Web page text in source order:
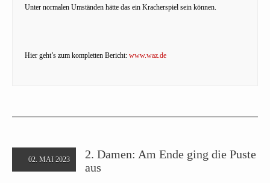
Unter normalen Umständen hätte das ein Kracherspiel sein können.
Hier geht’s zum kompletten Bericht: www.waz.de
02. MAI 2023
2. Damen: Am Ende ging die Puste
aus